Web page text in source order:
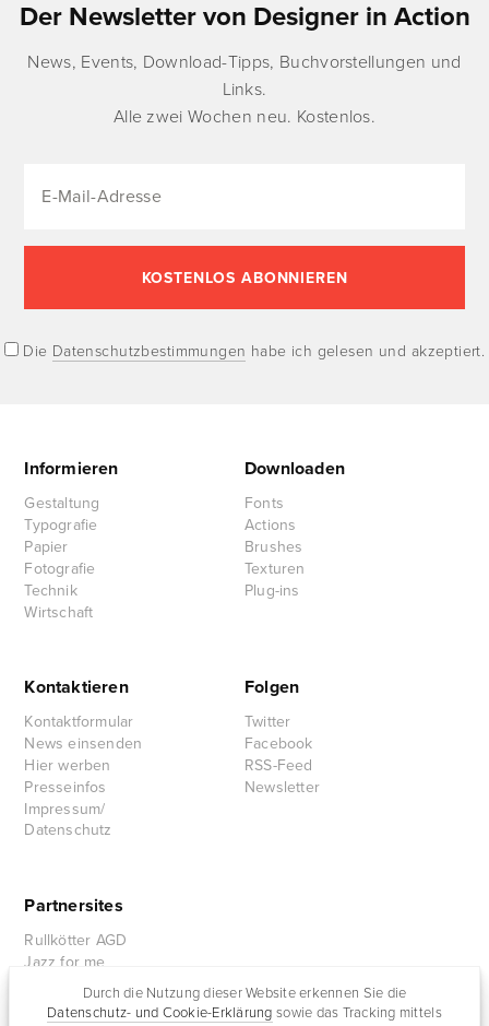
Durch die Nutzung dieser Website erkennen Sie die
Datenschutz- und Cookie-Erklärung sowie das Tracking mittels
Der Newsletter von Designer in Action
News, Events, Download-Tipps, Buchvorstellungen und
Links.
Alle zwei Wochen neu. Kostenlos.
Die Datenschutzbestimmungen habe ich gelesen und akzeptiert.
Informieren
Gestaltung
Typografie
Papier
Fotografie
Technik
Wirtschaft
Downloaden
Fonts
Actions
Brushes
Texturen
Plug-ins
Kontaktieren
Kontaktformular
News einsenden
Hier werben
Presseinfos
Impressum/
Datenschutz
Folgen
Twitter
Facebook
RSS-Feed
Newsletter
Partnersites
Rullkötter AGD
Jazz for me